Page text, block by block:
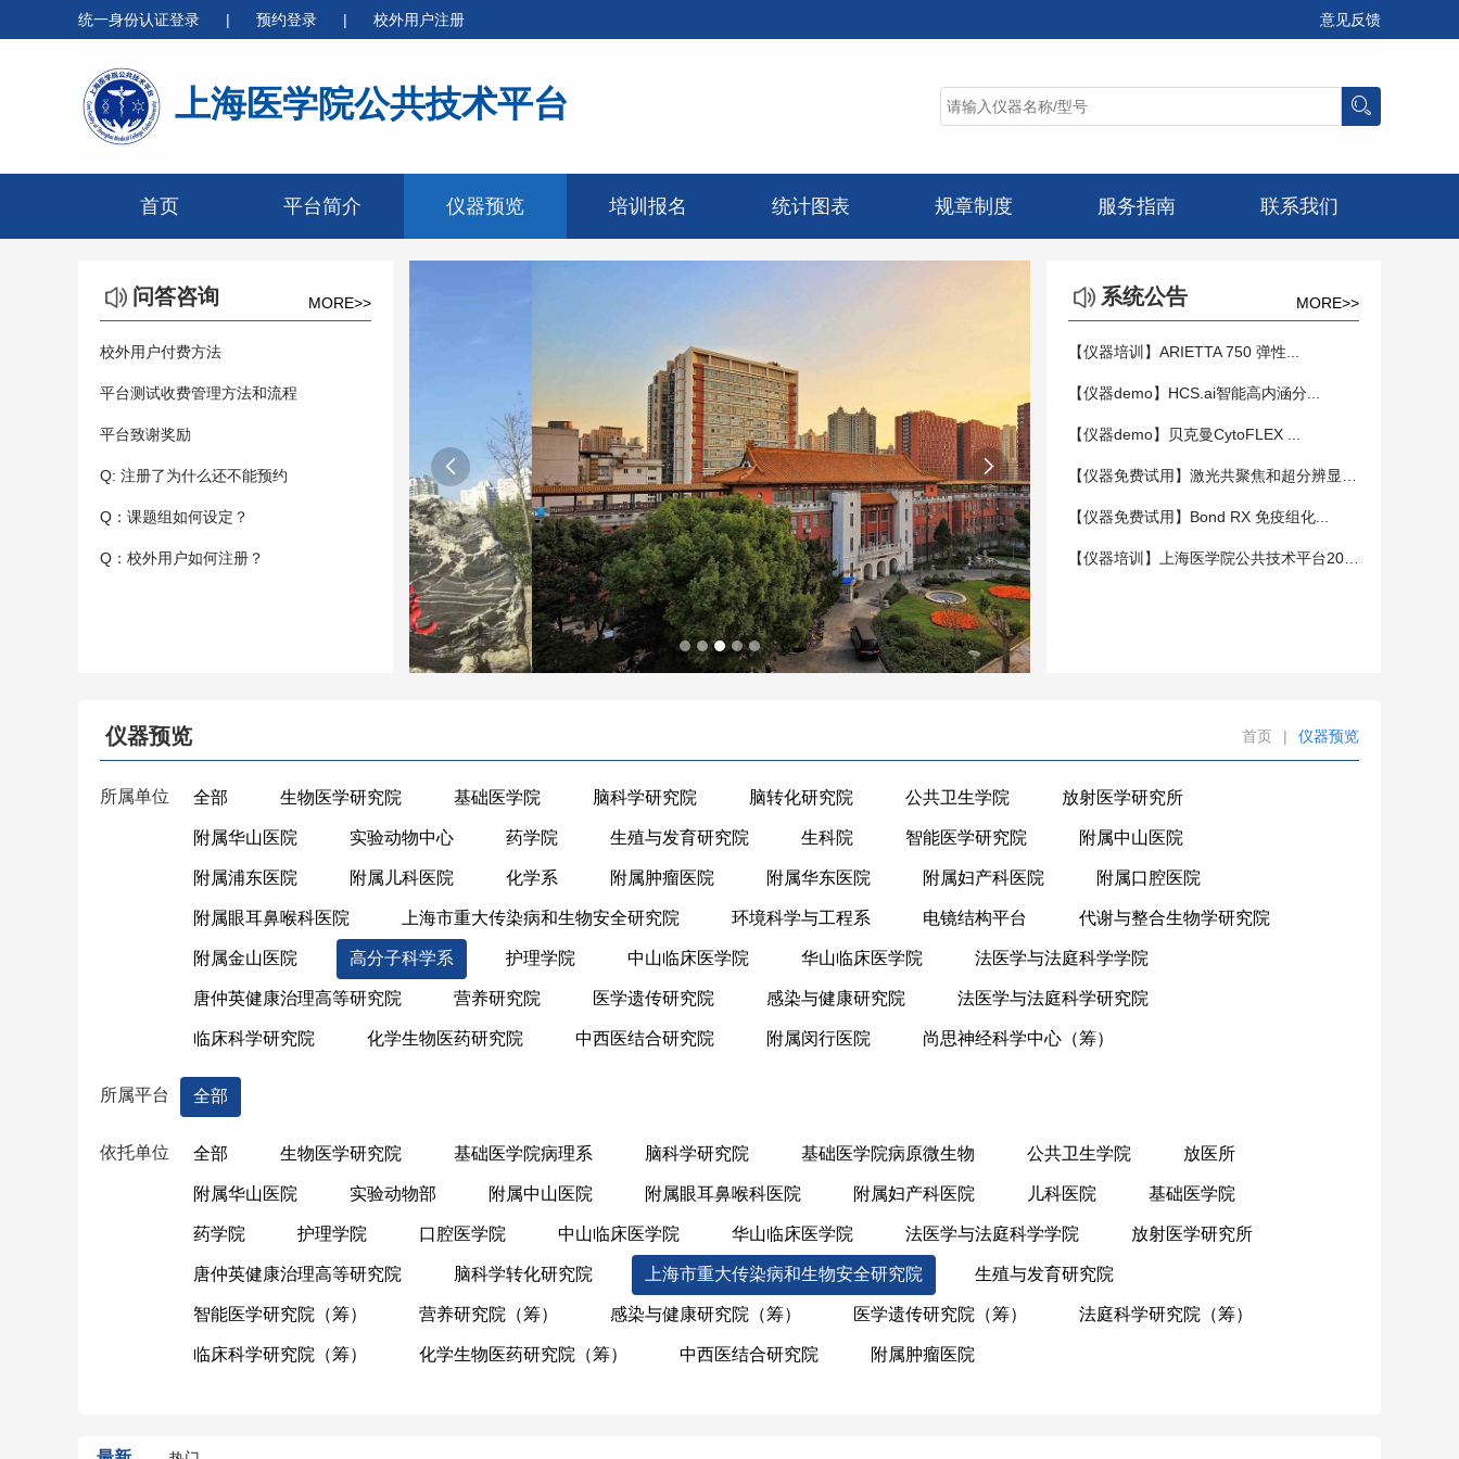
统一身份认证登录 | 预约登录 | 校外用户注册 意见反馈
上海医学院公共技术平台
首页 平台简介 仪器预览 培训报名 统计图表 规章制度 服务指南 联系我们
问答咨询 MORE>>
校外用户付费方法
平台测试收费管理方法和流程
平台致谢奖励
Q: 注册了为什么还不能预约
Q：课题组如何设定？
Q：校外用户如何注册？
 
系统公告 MORE>>
【仪器培训】ARIETTA 750 弹性...
【仪器demo】HCS.ai智能高内涵分...
【仪器demo】贝克曼CytoFLEX ...
【仪器免费试用】Bond RX 免疫组化...
仪器预览 首页 | 仪器预览
所属单位 全部 生物医学研究院 基础医学院 脑科学研究院 脑转化研究院 公共卫生学院 放射医学研究所
附属华山医院 实验动物中心 药学院 生殖与发育研究院 生科院 智能医学研究院 附属中山医院
附属浦东医院 附属儿科医院 化学系 附属肿瘤医院 附属华东医院 附属妇产科医院 附属口腔医院
附属眼耳鼻喉科医院 上海市重大传染病和生物安全研究院 环境科学与工程系 电镜结构平台 代谢与整合生物学研究院
附属金山医院 高分子科学系 护理学院 中山临床医学院 华山临床医学院 法医学与法庭科学学院
唐仲英健康治理高等研究院 营养研究院 医学遗传研究院 感染与健康研究院 法医学与法庭科学研究院
临床科学研究院 化学生物医药研究院 中西医结合研究院 附属闵行医院 尚思神经科学中心（筹）
所属平台 全部
依托单位 全部 生物医学研究院 基础医学院病理系 脑科学研究院 基础医学院病原微生物 公共卫生学院 放医所
附属华山医院 实验动物部 附属中山医院 附属眼耳鼻喉科医院 附属妇产科医院 儿科医院 基础医学院
药学院 护理学院 口腔医学院 中山临床医学院 华山临床医学院 法医学与法庭科学学院 放射医学研究所
唐仲英健康治理高等研究院 脑科学转化研究院 上海市重大传染病和生物安全研究院 生殖与发育研究院
智能医学研究院（筹） 营养研究院（筹） 感染与健康研究院（筹） 医学遗传研究院（筹） 法庭科学研究院（筹）
临床科学研究院（筹） 化学生物医药研究院（筹） 中西医结合研究院 附属肿瘤医院